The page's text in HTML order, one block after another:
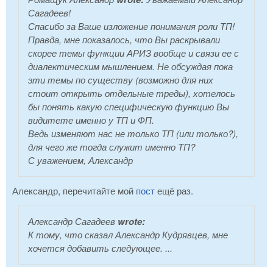
Сагадеев!
Спасибо за Ваше изложение понимания роли ТП!
Правда, мне показалось, что Вы раскрывали
скорее темы функции АРИЗ вообще и связи ее с
диалектическим мышлением. Не обсуждая пока
эти темы по существу (возможно для них
стоит открыть отдельные треды), хотелось
бы понять какую специфическую функцию Вы
видитете именно у ТП и ФП.
Ведь изменяют нас не только ТП (или только?),
для чего же тогда служит именно ТП?
С уважением, Александр
Александр, перечитайте мой постещё раз.
Александр Сагадеев wrote:
К тому, что сказал Александр Кудрявцев, мне
хочется добавить следующее. ...